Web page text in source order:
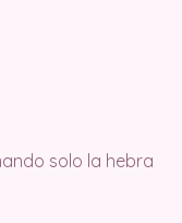
solo la hebra